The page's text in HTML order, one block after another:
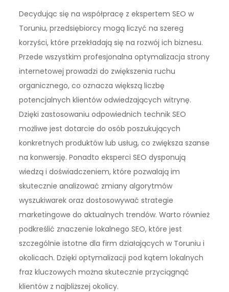
Decydując się na współpracę z ekspertem SEO w
Toruniu, przedsiębiorcy mogą liczyć na szereg
korzyści, które przekładają się na rozwój ich biznesu.
Przede wszystkim profesjonalna optymalizacja strony
internetowej prowadzi do zwiększenia ruchu
organicznego, co oznacza większą liczbę
potencjalnych klientów odwiedzających witrynę.
Dzięki zastosowaniu odpowiednich technik SEO
możliwe jest dotarcie do osób poszukujących
konkretnych produktów lub usług, co zwiększa szanse
na konwersję. Ponadto eksperci SEO dysponują
wiedzą i doświadczeniem, które pozwalają im
skutecznie analizować zmiany algorytmów
wyszukiwarek oraz dostosowywać strategie
marketingowe do aktualnych trendów. Warto również
podkreślić znaczenie lokalnego SEO, które jest
szczególnie istotne dla firm działających w Toruniu i
okolicach. Dzięki optymalizacji pod kątem lokalnych
fraz kluczowych można skutecznie przyciągnąć
klientów z najbliższej okolicy.